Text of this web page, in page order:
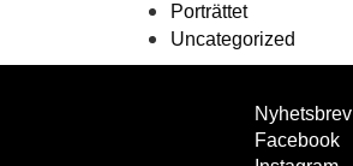
Porträttet
Uncategorized
Nyhetsbrev
Facebook